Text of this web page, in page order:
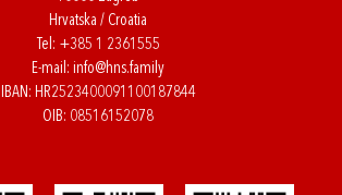
Hrvatska / Croatia
Tel: +385 1 2361555
E-mail: info@hns.family
IBAN: HR2523400091100187844
OIB: 08516152078